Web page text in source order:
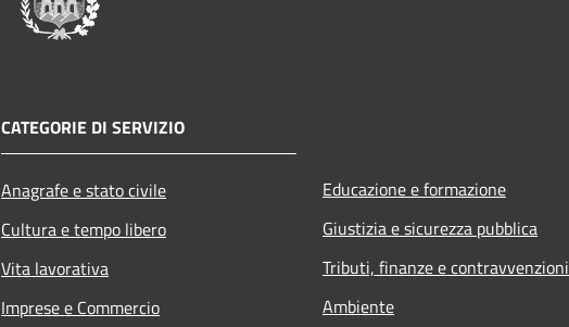
CATEGORIE DI SERVIZIO
Anagrafe e stato civile
Cultura e tempo libero
Vita lavorativa
Imprese e Commercio
Educazione e formazione
Giustizia e sicurezza pubblica
Tributi, finanze e contravvenzioni
Ambiente